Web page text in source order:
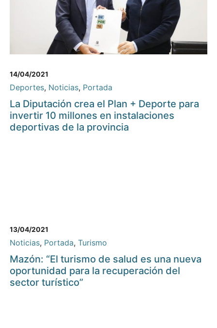
14/04/2021
Deportes, Noticias, Portada
La Diputación crea el Plan + Deporte para
invertir 10 millones en instalaciones
deportivas de la provincia
13/04/2021
Noticias, Portada, Turismo
Mazón: “El turismo de salud es una nueva
oportunidad para la recuperación del
sector turístico”